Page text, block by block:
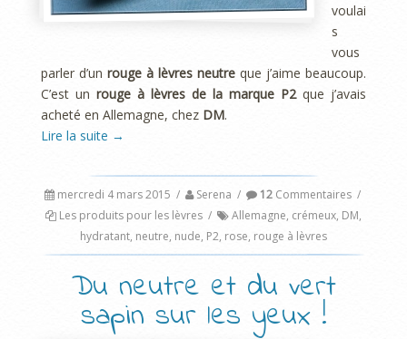
voulai
s
vous
parler d’un rouge à lèvres neutre que j’aime beaucoup.
C’est un rouge à lèvres de la marque P2que j’avais
acheté en Allemagne, chez DM.
Lire la suite →
mercredi 4 mars 2015 / Serena / 12Commentaires /
Les produits pour les lèvres / Allemagne, crémeux, DM,
hydratant, neutre, nude, P2, rose, rouge à lèvres
Du neutre et du vert
sapin sur les yeux !